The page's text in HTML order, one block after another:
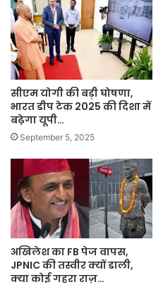
सीएम योगी की बड़ी घोषणा,
भारत डीप टेक 2025 की दिशा में
बढ़ेगा यूपी…
September 5, 2025
अखिलेश का FB पेज वापस,
JPNIC की तस्वीर क्यों डाली,
क्या कोई गहरा राज़…